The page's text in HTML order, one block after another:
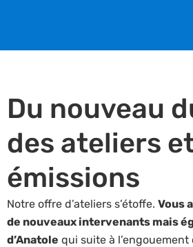
Du nouveau
des ateliers
émissions
Notre offre d’ateliers s’étoffe. Vous
de nouveaux intervenants mais
d’Anatole qui suite à